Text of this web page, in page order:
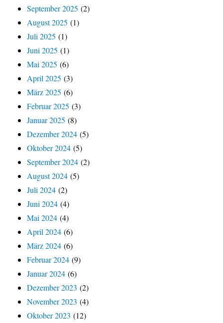
September 2025 (2)
August 2025 (1)
Juli 2025 (1)
Juni 2025 (1)
Mai 2025 (6)
April 2025 (3)
März 2025 (6)
Februar 2025 (3)
Januar 2025 (8)
Dezember 2024 (5)
Oktober 2024 (5)
September 2024 (2)
August 2024 (5)
Juli 2024 (2)
Juni 2024 (4)
Mai 2024 (4)
April 2024 (6)
März 2024 (6)
Februar 2024 (9)
Januar 2024 (6)
Dezember 2023 (2)
November 2023 (4)
Oktober 2023 (12)